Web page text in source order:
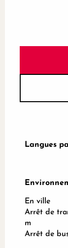
Langues
Langues
En ville
Arrêt de
m
Arrêt de